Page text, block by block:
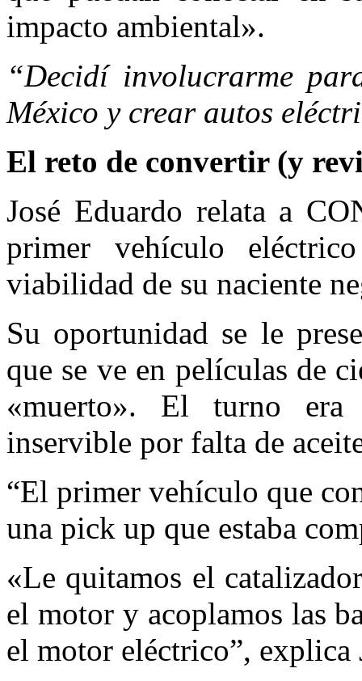
impacto ambiental».
“Decidí involucrarme
México y crear autos
El reto de convertir (y
José Eduardo relata a
primer vehículo
viabilidad de su naciente
Su oportunidad se le
que se ve en películas de
«muerto». El turno
inservible por falta de
“El primer vehículo que
una pick up que estaba
«Le quitamos el
el motor y acoplamos las
el motor eléctrico”, explica